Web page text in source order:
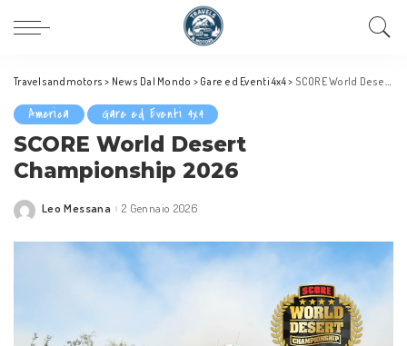
Travelsandmotors > News Dal Mondo > Gare ed Eventi 4x4> SCORE World Desert Championship 2026
America Gare ed Eventi 4x4
SCORE World Desert
Championship 2026
Posted
Leo Messana 2 Gennaio 2026